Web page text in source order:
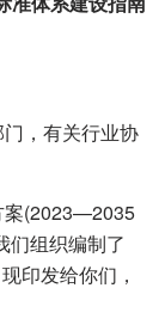
，有关行业协
案(2023—2035
们组织编制了
印发给你们，